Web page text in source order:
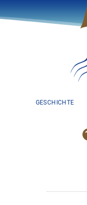
GESCHICHTE